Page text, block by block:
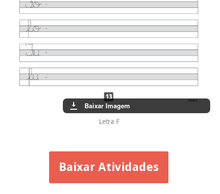
Baixar Imagem
Letra F
Baixar Atividades